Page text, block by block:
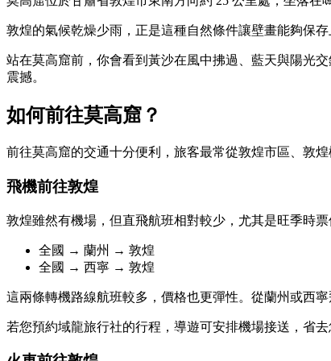
敦煌的氣候乾燥少雨，正是這種自然條件讓壁畫能夠保
站在莫高窟前，你會看到黃沙在風中拂過、藍天與陽光
震撼。
如何前往莫高窟？
前往莫高窟的交通十分便利，旅客最常從敦煌市區、敦
飛機前往敦煌
敦煌雖然有機場，但直飛航班相對較少，尤其是旺季時
全國 → 蘭州 → 敦煌
全國 → 西寧 → 敦煌
這兩條轉機路線航班較多，價格也更彈性。從蘭州或西寧
若您預約域龍旅行社的行程，導遊可安排機場接送，省去